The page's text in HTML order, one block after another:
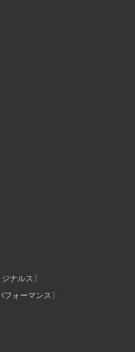
ナルス〕
フォーマンス〕